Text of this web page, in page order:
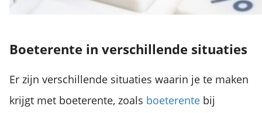
Boeterente in verschillende situaties
Er zijn verschillende situaties waarin je te maken
krijgt met boeterente, zoals boeterente bij